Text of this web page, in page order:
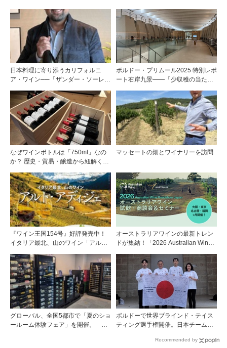
日本料理に寄り添うカリフォルニ
ア・ワイン──「ザンダー・ソーレ
ーレン氏が語るワイン造り
ボルドー・プリムール2025 特別レポ
ート右岸九景――「少収穫の当たり
ンテミリオン 有力9シャトー訪問記
なぜワインボトルは「750ml」なの
か？ 歴史・貿易・醸造から紐解く4
マッセートの畑とワイナリーを訪問
『ワイン王国154号』好評発売中！
イタリア最北、山のワイン「アル
エが偏愛するシャンパーニュ」第二
特集「この夏の主役！ ナチュラルな
ロゼワイン」
オーストラリアワインの最新トレン
ドが集結！「2026 Australian Wine
グローバル、全国5都市で「夏のショ
ールーム体験フェア」を開催。 ワ
ボルドーで世界ブラインド・テイス
ティング選手権開催。日本チームが4
Recommended by